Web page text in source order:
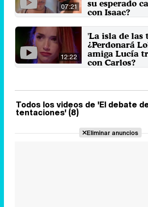
07:21
su esperado
con Isaac?
primer adelanto
16 de marzo 2021
12:22
'La isla de las
¿Perdonará
amiga Lucía
con Carlos?
Todos los videos de 'El debate
tentaciones' (8)
Eliminar anuncios